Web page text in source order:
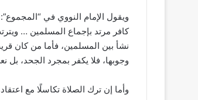
ويقول الإمام النووي في
كافر مرتد بإجماع المسلمين …
نشأ بين المسلمين، فأما من كان
وجوبها، فلا يكفر بمجرد الجحد، بل
وأما إن ترك الصلاة تكاسلًا مع